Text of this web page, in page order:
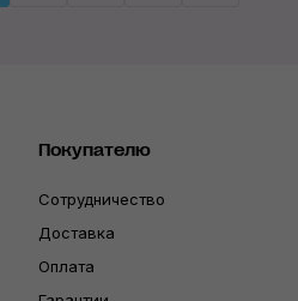
Покупателю
Сотрудничество
Доставка
Оплата